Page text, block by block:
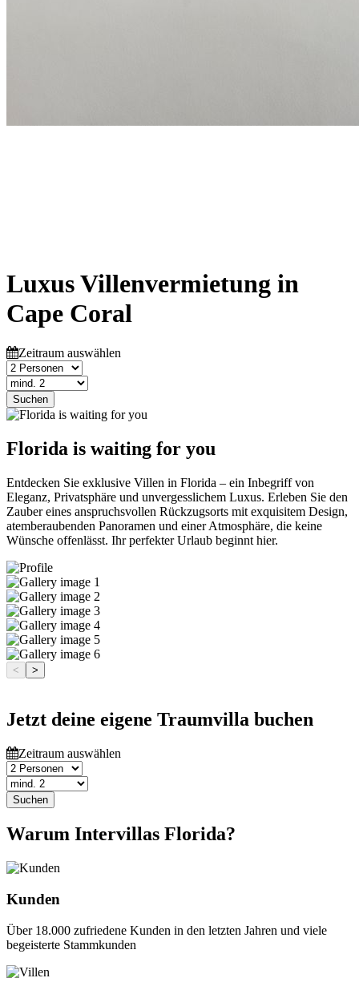
Luxus Villenvermietung in
Cape Coral
Zeitraum auswählen
Suchen
Florida is waiting for you
Entdecken Sie exklusive Villen in Florida – ein Inbegriff von
Eleganz, Privatsphäre und unvergesslichem Luxus. Erleben Sie den
Zauber eines anspruchsvollen Rückzugsorts mit exquisitem Design,
atemberaubenden Panoramen und einer Atmosphäre, die keine
Wünsche offenlässt. Ihr perfekter Urlaub beginnt hier.
< >
Jetzt deine eigene Traumvilla buchen
Zeitraum auswählen
Suchen
Warum Intervillas Florida?
Kunden
Über 18.000 zufriedene Kunden in den letzten Jahren und viele
begeisterte Stammkunden